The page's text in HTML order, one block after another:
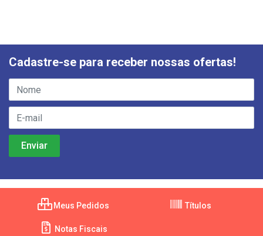
Cadastre-se para receber nossas ofertas!
Meus Pedidos Títulos
Notas Fiscais